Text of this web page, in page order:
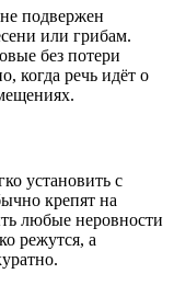
подвержен
или грибам.
без потери
когда речь идёт о
установить с
крепят на
любые неровности
режутся, а